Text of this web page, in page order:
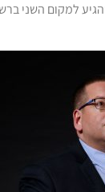
למקום השני